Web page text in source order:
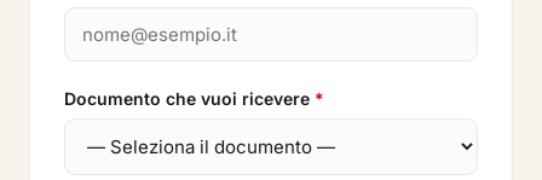
Documento che vuoi ricevere *